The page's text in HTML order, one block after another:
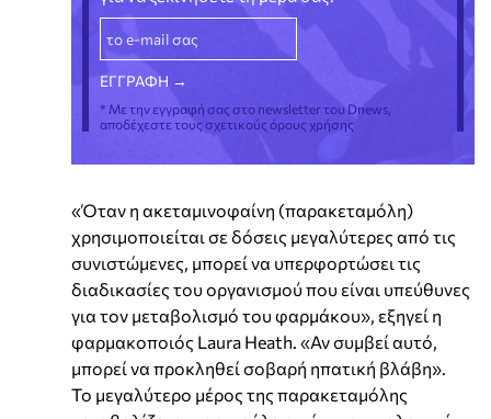
* Με την εγγραφή σας στο newsletter του Dnews,
αποδέχεστε τους σχετικούς όρους χρήσης
«Όταν η ακεταμινοφαίνη (παρακεταμόλη)
χρησιμοποιείται σε δόσεις μεγαλύτερες από τις
συνιστώμενες, μπορεί να υπερφορτώσει τις
διαδικασίες του οργανισμού που είναι υπεύθυνες
για τον μεταβολισμό του φαρμάκου», εξηγεί η
φαρμακοποιός Laura Heath. «Αν συμβεί αυτό,
μπορεί να προκληθεί σοβαρή ηπατική βλάβη».
Το μεγαλύτερο μέρος της παρακεταμόλης